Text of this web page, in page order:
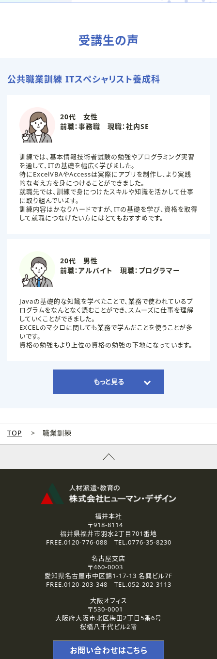
受講生の声
公共職業訓練 ITスペシャリスト養成科
20代 女性
前職：事務職 現職：社内SE
訓練では、基本情報技術者試験の勉強やプログラミング実習
を通して、ITの基礎を幅広く学びました。
特にExcelVBAやAccessは実際にアプリを制作し、より実践
的な考え方を身につけることができました。
就職先では、訓練で身につけたスキルや知識を活かして仕事
に取り組んでいます。
訓練内容はかなりハードですが、ITの基礎を学び、資格を取得
して就職につなげたい方にはとてもおすすめです。
20代 男性
前職：アルバイト 現職：プログラマー
Javaの基礎的な知識を学べたことで、業務で使われているプ
ログラムをなんとなく読むことができ、スムーズに仕事を理解
していくことができました。
EXCELのマクロに関しても業務で学んだことを使うことが多
いです。
資格の勉強もより上位の資格の勉強の下地になっています。
もっと見る
TOP 職業訓練
福井本社
〒918-8114
福井県福井市羽水2丁目701番地
FREE.0120-776-088 TEL.0776-35-8230
名古屋支店
〒460-0003
愛知県名古屋市中区錦1-17-13 名興ビル7F
FREE.0120-203-348 TEL.052-202-3113
大阪オフィス
〒530-0001
大阪府大阪市北区梅田2丁目5番6号
桜橋八千代ビル2階
お問い合わせはこちら